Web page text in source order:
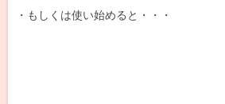
・もしくは使い始めると・・・